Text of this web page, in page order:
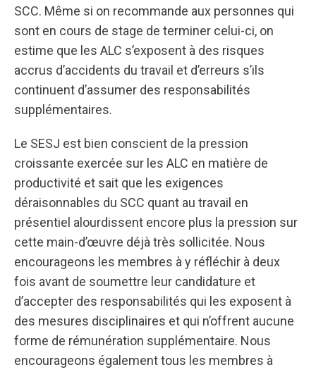
SCC. Même si on recommande aux personnes qui
sont en cours de stage de terminer celui-ci, on
estime que les ALC s’exposent à des risques
accrus d’accidents du travail et d’erreurs s’ils
continuent d’assumer des responsabilités
supplémentaires.
Le SESJ est bien conscient de la pression
croissante exercée sur les ALC en matière de
productivité et sait que les exigences
déraisonnables du SCC quant au travail en
présentiel alourdissent encore plus la pression sur
cette main-d’œuvre déjà très sollicitée. Nous
encourageons les membres à y réfléchir à deux
fois avant de soumettre leur candidature et
d’accepter des responsabilités qui les exposent à
des mesures disciplinaires et qui n’offrent aucune
forme de rémunération supplémentaire. Nous
encourageons également tous les membres à